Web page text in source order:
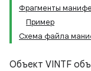
Фрагменты
Пример
Схема файла
Объект VINTF